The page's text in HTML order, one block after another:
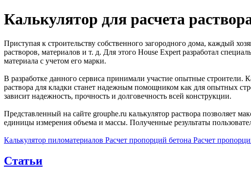
Калькулятор для расчета
Приступая к строительству собственного загородного дома, каждый
растворов, материалов и т. д. Для этого House Expert разработал
материала с учетом его марки.
В разработке данного сервиса принимали участие опытные строители.
раствора для кладки станет надежным помощником как для опытных
зависит надежность, прочность и долговечность всей конструкции.
Представленный на сайте grouphe.ru калькулятор раствора позволяет
единицы измерения объема и массы. Полученные результаты
Калькулятор пиломатериалов Расчет пропорций бетона Расчет
Статьи